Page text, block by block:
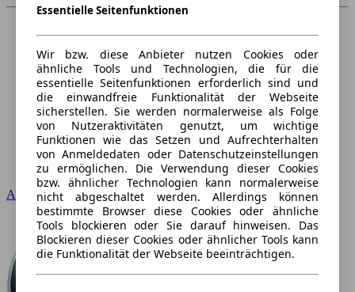
Audi
Essentielle Seitenfunktionen
Wir bzw. diese Anbieter nutzen Cookies oder
ähnliche Tools und Technologien, die für die
essentielle Seitenfunktionen erforderlich sind und
die einwandfreie Funktionalität der Webseite
sicherstellen. Sie werden normalerweise als Folge
von Nutzeraktivitäten genutzt, um wichtige
Funktionen wie das Setzen und Aufrechterhalten
von Anmeldedaten oder Datenschutzeinstellungen
zu ermöglichen. Die Verwendung dieser Cookies
bzw. ähnlicher Technologien kann normalerweise
nicht abgeschaltet werden. Allerdings können
bestimmte Browser diese Cookies oder ähnliche
Tools blockieren oder Sie darauf hinweisen. Das
Blockieren dieser Cookies oder ähnlicher Tools kann
die Funktionalität der Webseite beeinträchtigen.